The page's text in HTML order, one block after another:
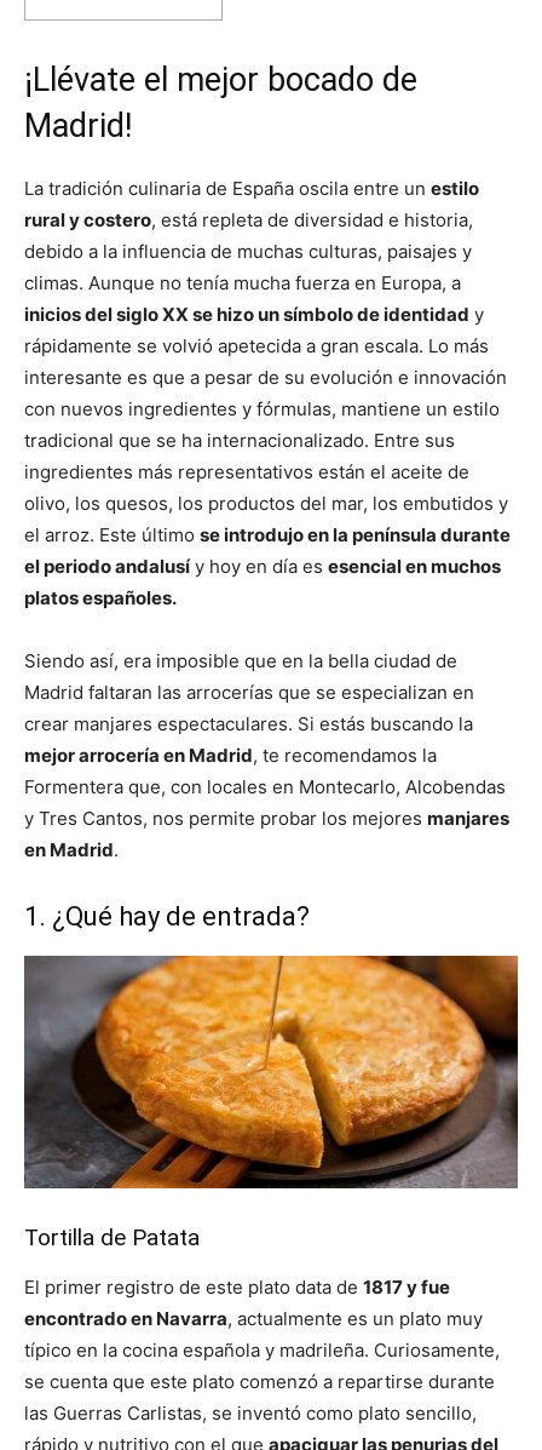
¡Llévate el mejor bocado de
Madrid!
La tradición culinaria de España oscila entre un estilo
rural y costero, está repleta de diversidad e historia,
debido a la influencia de muchas culturas, paisajes y
climas. Aunque no tenía mucha fuerza en Europa, a
inicios del siglo XX se hizo un símbolo de identidad y
rápidamente se volvió apetecida a gran escala. Lo más
interesante es que a pesar de su evolución e innovación
con nuevos ingredientes y fórmulas, mantiene un estilo
tradicional que se ha internacionalizado. Entre sus
ingredientes más representativos están el aceite de
olivo, los quesos, los productos del mar, los embutidos y
el arroz. Este último se introdujo en la península durante
el periodo andalusíy hoy en día es esencial en muchos
platos españoles.
Siendo así, era imposible que en la bella ciudad de
Madrid faltaran las arrocerías que se especializan en
crear manjares espectaculares. Si estás buscando la
mejor arrocería en Madrid, te recomendamos la
Formentera que, con locales en Montecarlo, Alcobendas
y Tres Cantos, nos permite probar los mejores manjares
en Madrid.
1. ¿Qué hay de entrada?
Tortilla de Patata
El primer registro de este plato data de 1817 y fue
encontrado en Navarra, actualmente es un plato muy
típico en la cocina española y madrileña. Curiosamente,
se cuenta que este plato comenzó a repartirse durante
las Guerras Carlistas, se inventó como plato sencillo,
rápido y nutritivo con el que apaciguar las penurias del